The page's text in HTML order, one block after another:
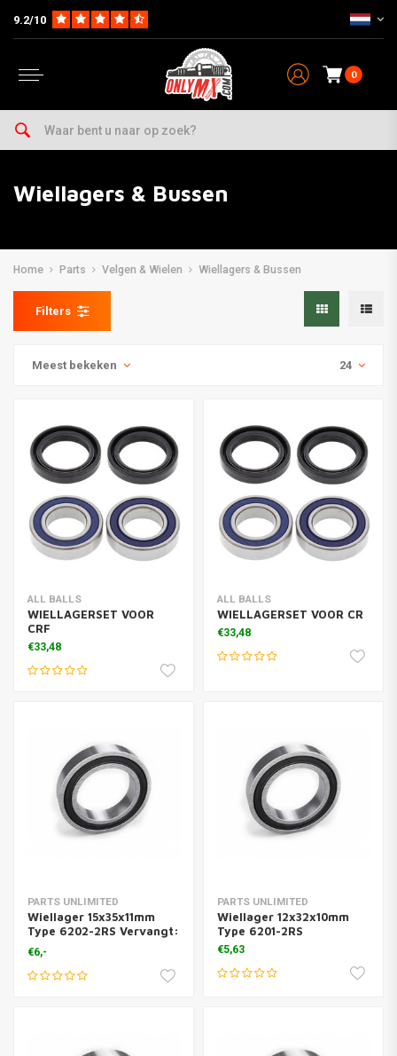
9.2/10
0
Wiellagers & Bussen
Home Parts Velgen & Wielen Wiellagers & Bussen
Filters
Meest bekeken 24
ALL BALLS
WIELLAGERSET VOOR
CRF
€33,48
ALL BALLS
WIELLAGERSET VOOR CR
€33,48
PARTS UNLIMITED
Wiellager 15x35x11mm
Type 6202-2RS Vervangt:
0625062027
€6,-
PARTS UNLIMITED
Wiellager 12x32x10mm
Type 6201-2RS
€5,63